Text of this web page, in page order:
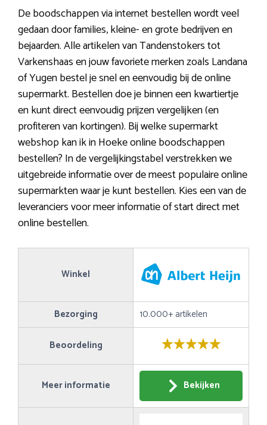
De boodschappen via internet bestellen wordt veel
gedaan door families, kleine- en grote bedrijven en
bejaarden. Alle artikelen van Tandenstokers tot
Varkenshaas en jouw favoriete merken zoals Landana
of Yugen bestel je snel en eenvoudig bij de online
supermarkt. Bestellen doe je binnen een kwartiertje
en kunt direct eenvoudig prijzen vergelijken (en
profiteren van kortingen). Bij welke supermarkt
webshop kan ik in Hoeke online boodschappen
bestellen? In de vergelijkingstabel verstrekken we
uitgebreide informatie over de meest populaire online
supermarkten waar je kunt bestellen. Kies een van de
leveranciers voor meer informatie of start direct met
online bestellen.
Winkel
Bezorging 10.000+ artikelen
Beoordeling
Meer informatie Bekijken